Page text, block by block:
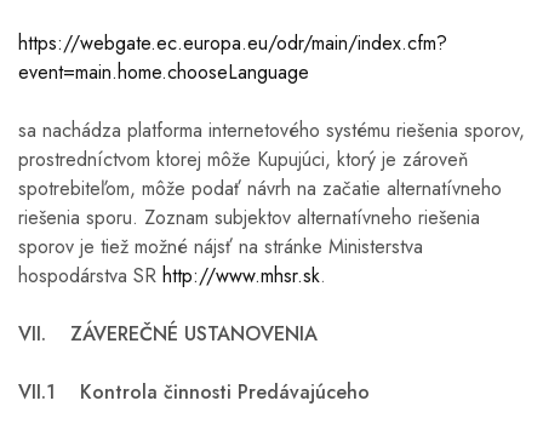
https://webgate.ec.europa.eu/odr/main/index.cfm?
event=main.home.chooseLanguage
sa nachádza platforma internetového systému riešenia sporov,
prostredníctvom ktorej môže Kupujúci, ktorý je zároveň
spotrebiteľom, môže podať návrh na začatie alternatívneho
riešenia sporu. Zoznam subjektov alternatívneho riešenia
sporov je tiež možné nájsť na stránke Ministerstva
hospodárstva SR http://www.mhsr.sk.
VII. ZÁVEREČNÉ USTANOVENIA
VII.1 Kontrola činnosti Predávajúceho